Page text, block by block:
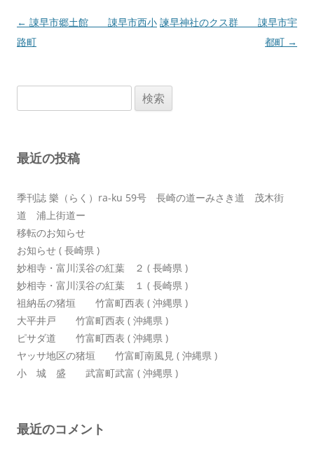
投
稿
ョ
← 諌早市郷土館 諌早市西小
路町
諫早神社のクス群 諌早市宇
都町 →
索:
最近の投稿
季刊誌 樂（らく）ra-ku 59号 長崎の道ーみさき道 茂木街
道 浦上街道ー
移転のお知らせ
お知らせ ( 長崎県 )
妙相寺・富川渓谷の紅葉 ２ ( 長崎県 )
妙相寺・富川渓谷の紅葉 １ ( 長崎県 )
祖納岳の猪垣 竹富町西表 ( 沖縄県 )
大平井戸 竹富町西表 ( 沖縄県 )
ピサダ道 竹富町西表 ( 沖縄県 )
ヤッサ地区の猪垣 竹富町南風見 ( 沖縄県 )
小 城 盛 武富町武富 ( 沖縄県 )
最近のコメント